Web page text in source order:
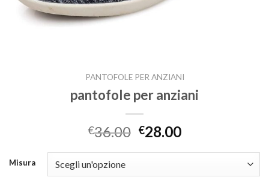
PANTOFOLE PER ANZIANI
pantofole per anziani
€36.00 €28.00
Misura